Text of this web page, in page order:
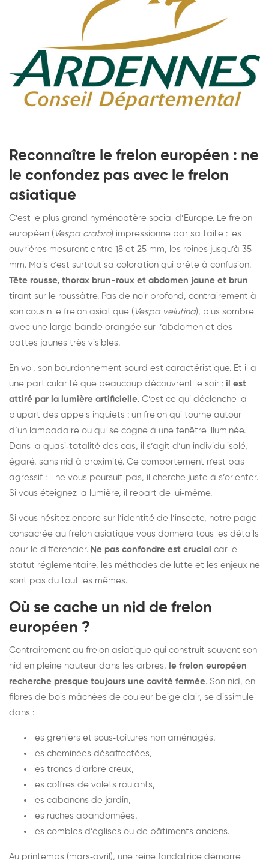
Reconnaître le frelon européen : ne
le confondez pas avec le frelon
asiatique
C’est le plus grand hyménoptère social d’Europe. Le frelon
européen ( Vespa crabro) impressionne par sa taille : les
ouvrières mesurent entre 18 et 25 mm, les reines jusqu’à 35
mm. Mais c’est surtout sa coloration qui prête à confusion.
Tête rousse, thorax brun-roux et abdomen jaune et brun
tirant sur le roussâtre. Pas de noir profond, contrairement à
son cousin le frelon asiatique ( Vespa velutina), plus sombre
avec une large bande orangée sur l’abdomen et des
pattes jaunes très visibles.
En vol, son bourdonnement sourd est caractéristique. Et il a
une particularité que beaucoup découvrent le soir : il est
attiré par la lumière artificielle. C’est ce qui déclenche la
plupart des appels inquiets : un frelon qui tourne autour
d’un lampadaire ou qui se cogne à une fenêtre illuminée.
Dans la quasi‑totalité des cas, il s’agit d’un individu isolé,
égaré, sans nid à proximité. Ce comportement n’est pas
agressif : il ne vous poursuit pas, il cherche juste à s’orienter.
Si vous éteignez la lumière, il repart de lui‑même.
Si vous hésitez encore sur l’identité de l’insecte, notre page
consacrée au frelon asiatique vous donnera tous les détails
pour le différencier. Ne pas confondre est crucial car le
statut réglementaire, les méthodes de lutte et les enjeux ne
sont pas du tout les mêmes.
Où se cache un nid de frelon
européen ?
Contrairement au frelon asiatique qui construit souvent son
nid en pleine hauteur dans les arbres, le frelon européen
recherche presque toujours une cavité fermée. Son nid, en
fibres de bois mâchées de couleur beige clair, se dissimule
dans :
les greniers et sous‑toitures non aménagés,
les cheminées désaffectées,
les troncs d’arbre creux,
les coffres de volets roulants,
les cabanons de jardin,
les ruches abandonnées,
les combles d’églises ou de bâtiments anciens.
Au printemps (mars‑avril), une reine fondatrice démarre